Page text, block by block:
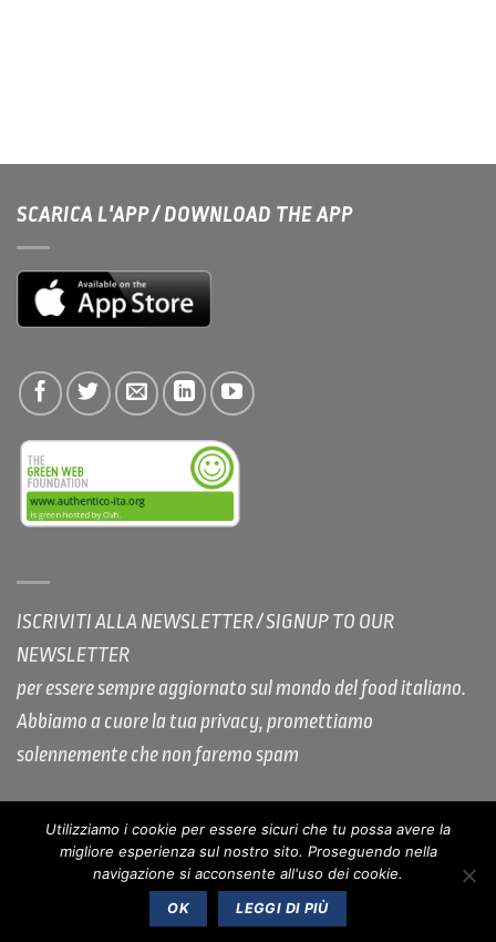
SCARICA L'APP / DOWNLOAD THE APP
ISCRIVITI ALLA NEWSLETTER / SIGNUP TO OUR
NEWSLETTER
per essere sempre aggiornato sul mondo del food italiano.
Abbiamo a cuore la tua privacy, promettiamo
solennemente che non faremo spam
COOKIE POLICY AUTHENTICO PRIVACY
COPYRIGHT
NOTE LEGALI
Copyright 2017-2025 © AUTHENTICO S.r.l.P.IVA IT08589901217
Utilizziamo i cookie per essere sicuri che tu possa avere la
migliore esperienza sul nostro sito. Proseguendo nella
navigazione si acconsente all'uso dei cookie.
OK LEGGI DI PIÙ